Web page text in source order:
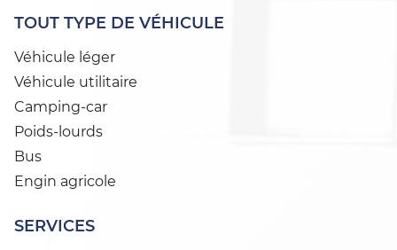
TOUT TYPE DE VÉHICULE
Véhicule léger
Véhicule utilitaire
Camping-car
Poids-lourds
Bus
Engin agricole
SERVICES